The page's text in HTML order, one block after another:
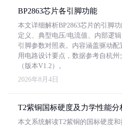
BP2863芯片各引脚功能
本文详细解析BP2863芯片的引脚
定义、典型电压/电流值、内部逻
引脚参数对照表。内容涵盖驱动
用电路设计要点，数据参考自杭
（版本V1.2）。
2026年8月4日
T2紫铜国标硬度及力学性能分
本文系统解读T2紫铜的国标硬度